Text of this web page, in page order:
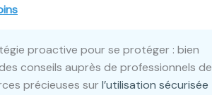
proactive pour se protéger : bien
conseils auprès de professionnels de
précieuses surl’utilisation sécurisée